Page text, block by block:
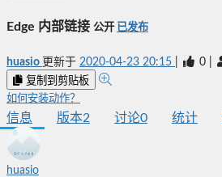
Edge 内部链接 公开 已发布
huasio 更新于 2020-04-23 20:15 0
复制到剪贴板
如何安装动作？
信息 版本2 讨论0 统计
huasio